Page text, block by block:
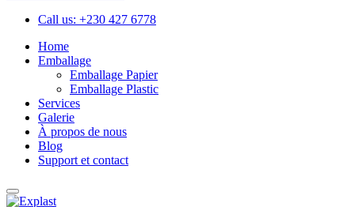
Call us: +230 427 6778
Home
Emballage
Emballage Papier
Emballage Plastic
Services
Galerie
À propos de nous
Blog
Support et contact